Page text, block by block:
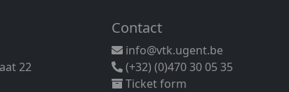
22
Contact
info@vtk.ugent.be
(+32) (0)470 30 05 35
Ticket form